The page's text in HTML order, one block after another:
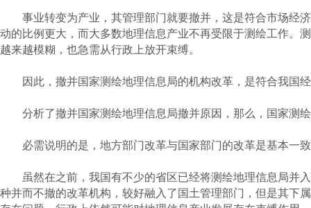
事业转变为产业，其管理部门就要撤并，这是符合市场经济
动的比例更大，而大多数地理信息产业不再受限于测绘工作。
越来越模糊，也急需从行政上放开束缚。
因此，撤并国家测绘地理信息局的机构改革，是符合我国
分析了撤并国家测绘地理信息局撤并原因，那么，国家测绘
必需说明的是，地方部门改革与国家部门的改革是基本一
虽然在之前，我国有不少的省区已经将测绘地理信息局并入
种并而不撤的改革机构，较好融入了国土管理部门，但是其下